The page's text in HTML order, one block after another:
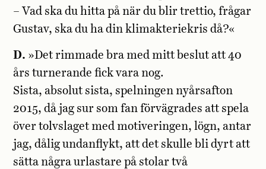
– Vad ska du hitta på när du blir trettio, frågar
Gustav, ska du ha din klimakteriekris då?«
D. »Det rimmade bra med mitt beslut att 40
års turnerande fick vara nog.
Sista, absolut sista, spelningen nyårsafton
2015, då jag sur som fan förvägrades att spela
över tolvslaget med motiveringen, lögn, antar
jag, dålig undanflykt, att det skulle bli dyrt att
sätta några urlastare på stolar två